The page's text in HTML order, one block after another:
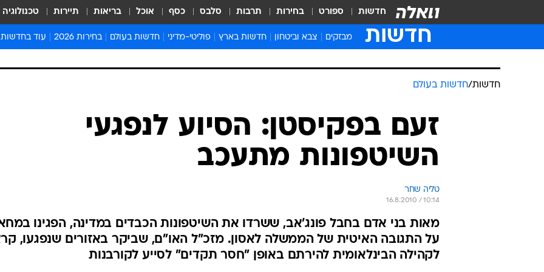
חדשות ספורט בחירות תרבות סלבס כסף אוכל בריאות תיירות טכנולוגיה
חדשות מבזקים צבא וביטחון חדשות בארץ
בריאות
חברה ורווחה
פוליטי-מדיני חדשות בעולם
אסיה והפסיפיק
אפריקה
בחירות 2026 עוד בחדשות
לוח שנה
חדשות יהדות
חדשות/חדשות בעולם
זעם בפקיסטן: הסיוע לנפגעי
השיטפונות מתעכב
טליה שחר
16.8.2010 / 10:14
מאות בני אדם בחבל פונג'אב, ששרדו את השיטפונות הכבדים במדינה, הפגינו
על התגובה האיטית של הממשלה לאסון. מזכ"ל האו"ם, שביקר באזורים שנפגעו,
לקהילה הבינלאומית להירתם באופן "חסר תקדים" לסייע לקורבנות